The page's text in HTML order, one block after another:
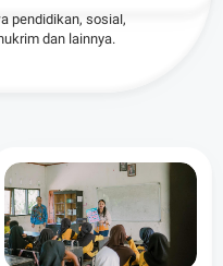
pendidikan, sosial,
dan lainnya.